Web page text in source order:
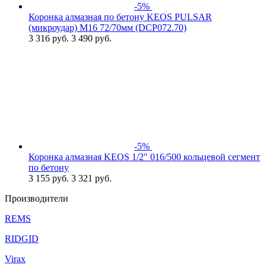
-5%
Коронка алмазная по бетону KEOS PULSAR
(микроудар) М16 72/70мм (DCP072.70)
3 316 руб. 3 490 руб.
-5%
Коронка алмазная KEOS 1/2" 016/500 кольцевой сегмент
по бетону
3 155 руб. 3 321 руб.
Производители
REMS
RIDGID
Virax